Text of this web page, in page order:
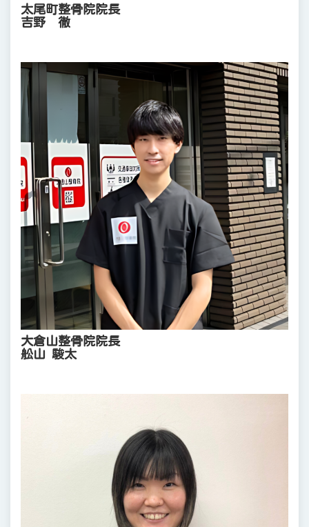
太尾町整骨院院長
吉野 徹
大倉山整骨院院長
舩山 駿太